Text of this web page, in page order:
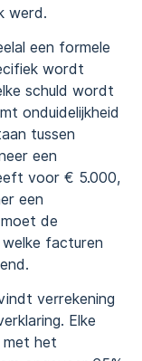
werd.
een formele
wordt
schuld wordt
onduidelijkheid
tussen
een
voor € 5.000,
een
de
welke facturen
verrekening
Elke
het